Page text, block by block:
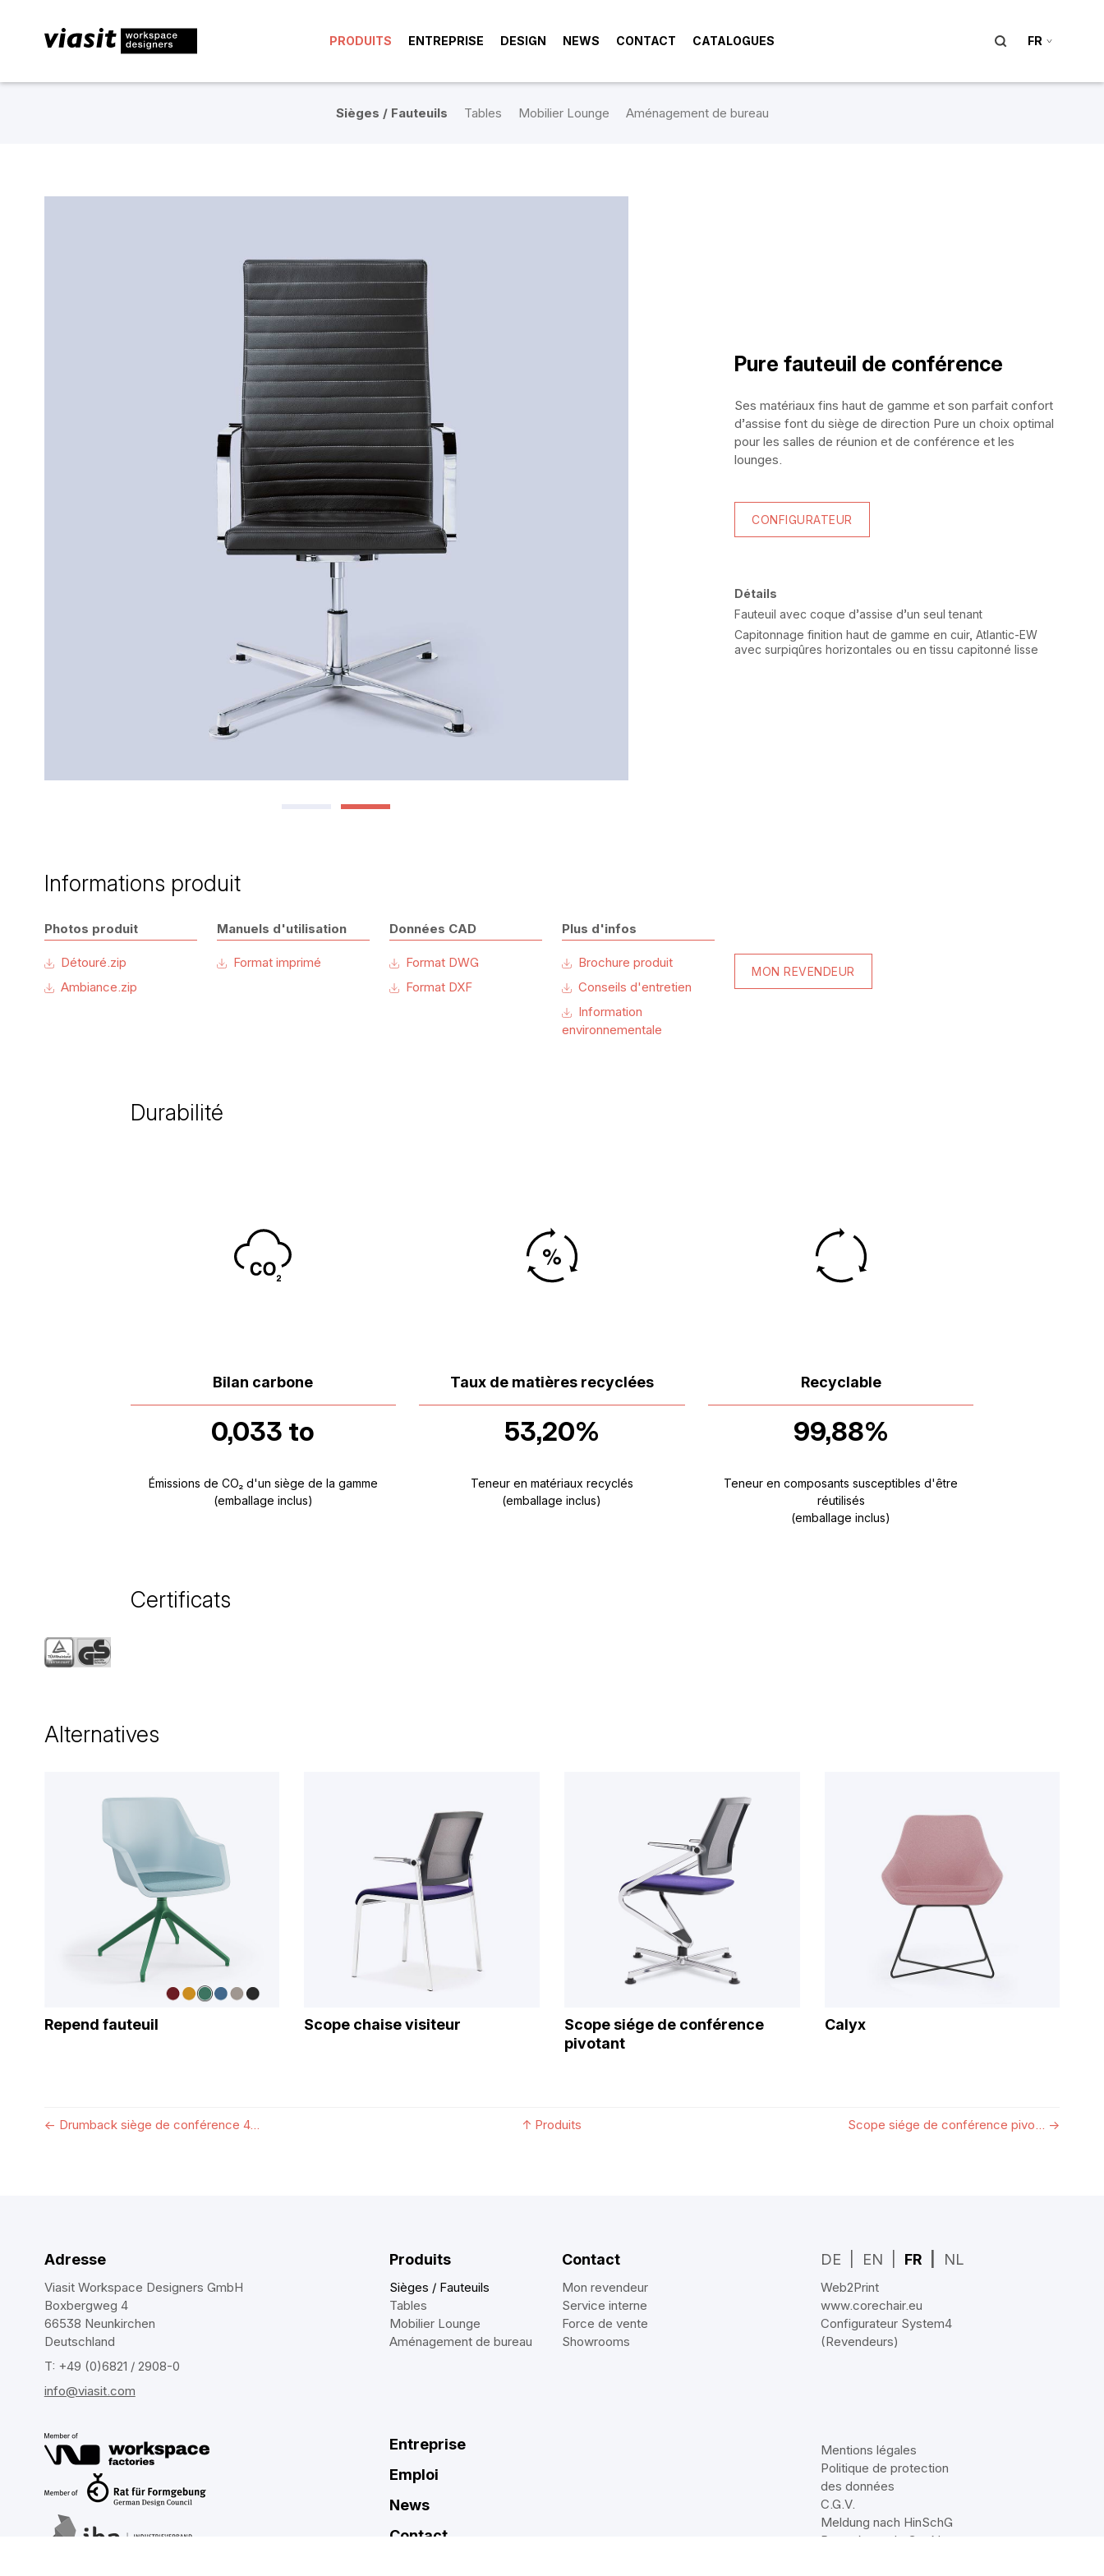
PRODUITS ENTREPRISE DESIGN NEWS CONTACT CATALOGUES FR
Sièges / Fauteuils Tables Mobilier Lounge Aménagement de bureau
Pure fauteuil de conférence
Ses matériaux fins haut de gamme et son parfait confort
d’assise font du siège de direction Pure un choix optimal
pour les salles de réunion et de conférence et les
lounges.
CONFIGURATEUR
Détails
Fauteuil avec coque d’assise d’un seul tenant
Capitonnage finition haut de gamme en cuir, Atlantic-EW
avec surpiqûres horizontales ou en tissu capitonné lisse
Informations produit
Photos produit
Détouré.zip
Ambiance.zip
Manuels d'utilisation
Format imprimé
Données CAD
Format DWG
Format DXF
Plus d'infos
Brochure produit
Conseils d'entretien
Information
environnementale
MON REVENDEUR
Durabilité
Bilan carbone
0,033 to
Émissions de CO₂ d'un siège de la gamme
(emballage inclus)
Taux de matières recyclées
53,20%
Teneur en matériaux recyclés
(emballage inclus)
Recyclable
99,88%
Teneur en composants susceptibles d'être
réutilisés
(emballage inclus)
Certificats
Alternatives
Repend fauteuil Scope chaise visiteur
Scope siége de conférence
pivotant
Calyx
← Drumback siège de conférence 4... ↑ Produits Scope siége de conférence pivo... →
Adresse
Viasit Workspace Designers GmbH
Boxbergweg 4
66538 Neunkirchen
Deutschland
T: +49 (0)6821 / 2908-0
info@viasit.com
Produits
Sièges / Fauteuils
Tables
Mobilier Lounge
Aménagement de bureau
Contact
Mon revendeur
Service interne
Force de vente
Showrooms
DE EN FR NL
Web2Print
www.corechair.eu
Configurateur System4
(Revendeurs)
Entreprise
Emploi
News
Contact
Mentions légales
Politique de protection
des données
C.G.V.
Meldung nach HinSchG
Paramètres de Cookie